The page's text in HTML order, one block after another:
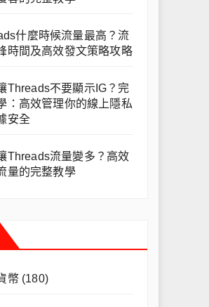
什麼時候流量最高？流
時間及高效發文策略攻略
Threads不要顯示IG？完
：高效管理你的線上隱私
安全
Threads流量變多？高效
量的完整教學
幣(180)